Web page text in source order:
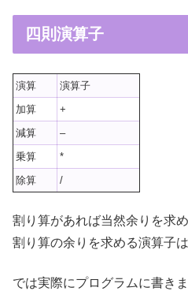
四則演算子
演算
演算子
加算
+
減算
–
乗算
*
除算
/
割り算があれば当然余りを求
割り算の余りを求める演算子
では実際にプログラムに書きま